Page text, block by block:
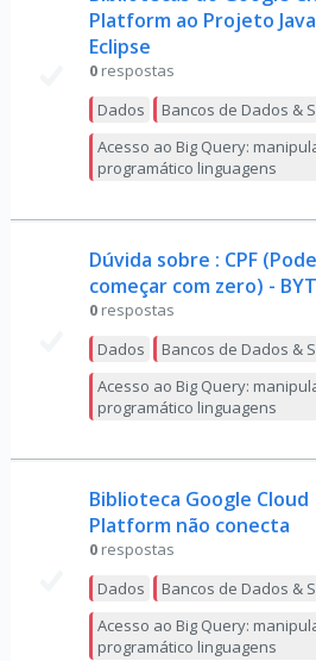
Platform ao Projeto
Eclipse
0 respostas
Dados
Bancos de Dados &
Acesso ao Big Query:
programático linguagens
Dúvida sobre : CPF (Pode
começar com zero) -
0 respostas
Dados
Bancos de Dados &
Acesso ao Big Query:
programático linguagens
Biblioteca Google Cloud
Platform não conecta
0 respostas
Dados
Bancos de Dados &
Acesso ao Big Query:
programático linguagens